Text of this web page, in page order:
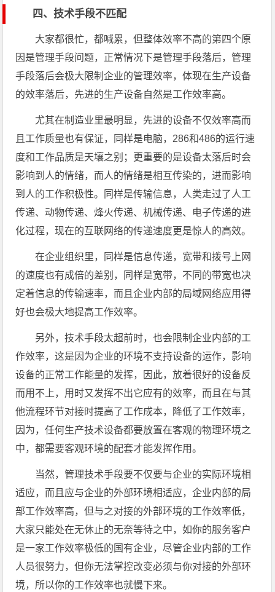
四、技术手段不匹配
大家都很忙，都喊累，但整体效率不高的第四个原
因是管理手段问题，正常情况下是管理手段落后，管理
手段落后会极大限制企业的管理效率，体现在生产设备
的效率落后，先进的生产设备自然是工作效率高。
尤其在制造业里最明显，先进的设备不仅效率高而
且工作质量也有保证，同样是电脑，286和486的运行速
度和工作品质是天壤之别；更重要的是设备太落后时会
影响到人的情绪，而人的情绪是相互传染的，进而影响
到人的工作积极性。同样是传输信息，人类走过了人工
传递、动物传递、烽火传递、机械传递、电子传递的进
化过程，现在的互联网络的传递速度更是惊人的高效。
在企业组织里，同样是信息传递，宽带和拨号上网
的速度也有成倍的差别，同样是宽带，不同的带宽也决
定着信息的传输速率，而且企业内部的局域网络应用得
好也会极大地提高工作效率。
另外，技术手段太超前时，也会限制企业内部的工
作效率，这是因为企业的环境不支持设备的运作，影响
设备的正常工作能量的发挥，因此，放着很好的设备反
而用不上，用时又发挥不出它应有的效率，而且在与其
他流程环节对接时提高了工作成本，降低了工作效率，
因为，任何生产技术设备都要放置在客观的物理环境之
中，都需要客观环境的配套才能发挥作用。
当然，管理技术手段要不仅要与企业的实际环境相
适应，而且应与企业的外部环境相适应，企业内部的局
部工作效率高，但与之对接的外部环境的工作效率低，
大家只能处在无休止的无奈等待之中，如你的服务客户
是一家工作效率极低的国有企业，尽管企业内部的工作
人员很努力，但你无法掌控改变必须与你对接的外部环
境，所以你的工作效率也就慢下来。